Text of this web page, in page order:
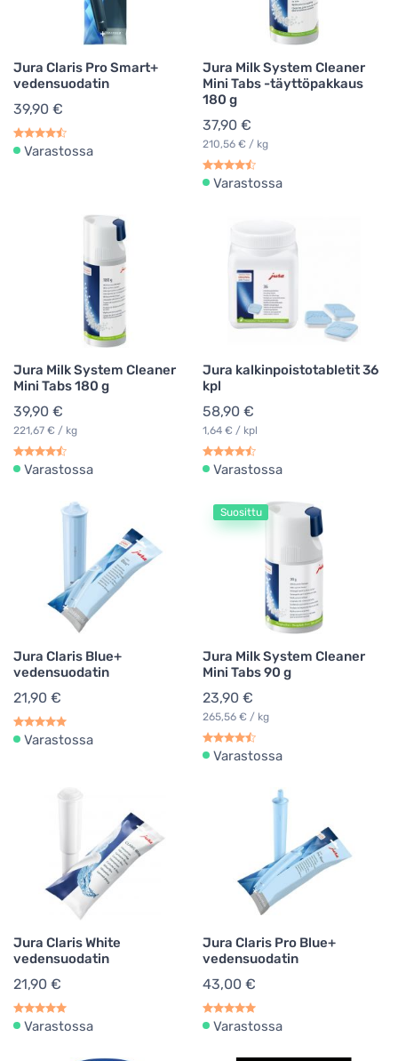
Jura Claris Pro Smart+
vedensuodatin
39,90 €
Varastossa
Jura Milk System Cleaner
Mini Tabs -täyttöpakkaus
180 g
37,90 €
210,56 € / kg
Varastossa
Jura Milk System Cleaner
Mini Tabs 180 g
39,90 €
221,67 € / kg
Varastossa
Jura kalkinpoistotabletit 36
kpl
58,90 €
1,64 € / kpl
Varastossa
Jura Claris Blue+
vedensuodatin
21,90 €
Varastossa
Suosittu
Jura Milk System Cleaner
Mini Tabs 90 g
23,90 €
265,56 € / kg
Varastossa
Jura Claris White
vedensuodatin
21,90 €
Varastossa
Jura Claris Pro Blue+
vedensuodatin
43,00 €
Varastossa